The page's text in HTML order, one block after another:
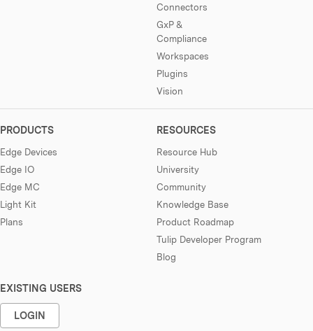
Connectors
GxP &
Compliance
Workspaces
Plugins
Vision
PRODUCTS
Edge Devices
Edge IO
Edge MC
Light Kit
Plans
RESOURCES
Resource Hub
University
Community
Knowledge Base
Product Roadmap
Tulip Developer Program
Blog
EXISTING USERS
LOGIN